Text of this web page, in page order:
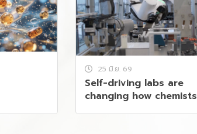
25 มิ.ย. 69
Self-driving labs are
changing how chemists